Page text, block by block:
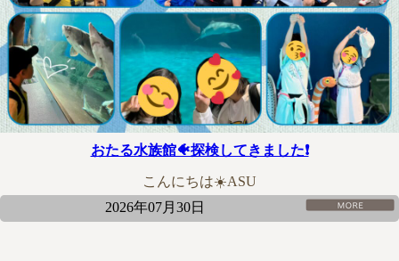
おたる水族館🐠探検してきました❗
こんにちは☀️ASU
2026年07月30日